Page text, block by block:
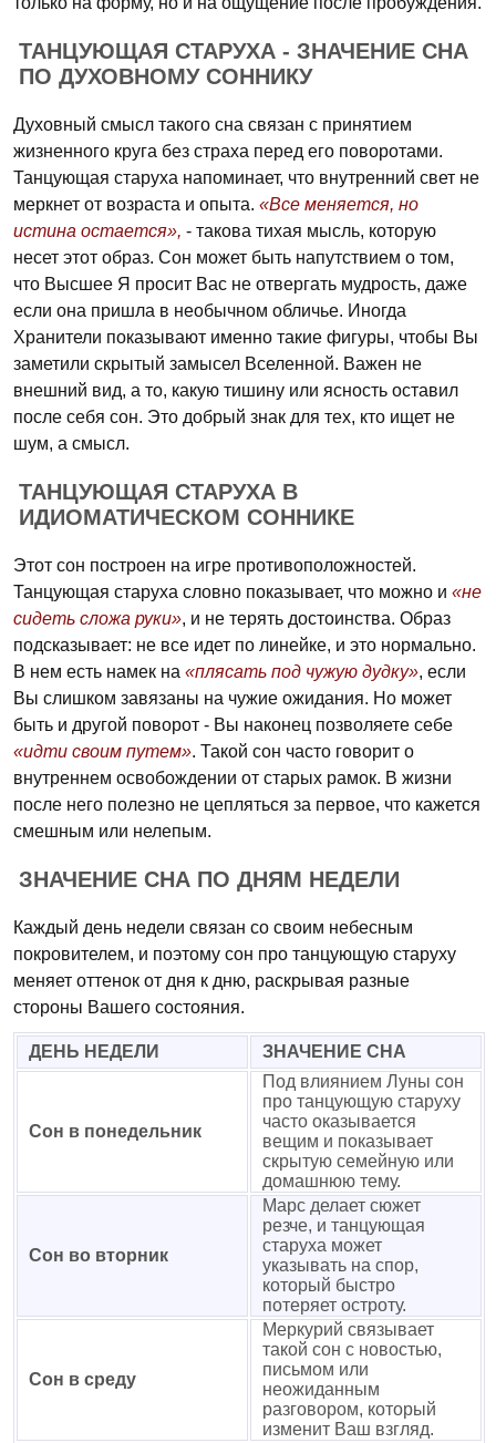
ТАНЦУЮЩАЯ СТАРУХА - ЗНАЧЕНИЕ СНА
ПО ДУХОВНОМУ СОННИКУ
Духовный смысл такого сна связан с принятием
жизненного круга без страха перед его поворотами.
Танцующая старуха напоминает, что внутренний свет не
меркнет от возраста и опыта. «Все меняется, но
истина остается», - такова тихая мысль, которую
несет этот образ. Сон может быть напутствием о том,
что Высшее Я просит Вас не отвергать мудрость, даже
если она пришла в необычном обличье. Иногда
Хранители показывают именно такие фигуры, чтобы Вы
заметили скрытый замысел Вселенной. Важен не
внешний вид, а то, какую тишину или ясность оставил
после себя сон. Это добрый знак для тех, кто ищет не
шум, а смысл.
ТАНЦУЮЩАЯ СТАРУХА В
ИДИОМАТИЧЕСКОМ СОННИКЕ
Этот сон построен на игре противоположностей.
Танцующая старуха словно показывает, что можно и «не
сидеть сложа руки», и не терять достоинства. Образ
подсказывает: не все идет по линейке, и это нормально.
В нем есть намек на «плясать под чужую дудку», если
Вы слишком завязаны на чужие ожидания. Но может
быть и другой поворот - Вы наконец позволяете себе
«идти своим путем». Такой сон часто говорит о
внутреннем освобождении от старых рамок. В жизни
после него полезно не цепляться за первое, что кажется
смешным или нелепым.
ЗНАЧЕНИЕ СНА ПО ДНЯМ НЕДЕЛИ
Каждый день недели связан со своим небесным
покровителем, и поэтому сон про танцующую старуху
меняет оттенок от дня к дню, раскрывая разные
стороны Вашего состояния.
ДЕНЬ НЕДЕЛИ ЗНАЧЕНИЕ СНА
Сон в понедельник
Под влиянием Луны сон
про танцующую старуху
часто оказывается
вещим и показывает
скрытую семейную или
домашнюю тему.
Сон во вторник
Марс делает сюжет
резче, и танцующая
старуха может
указывать на спор,
который быстро
потеряет остроту.
Сон в среду
Меркурий связывает
такой сон с новостью,
письмом или
неожиданным
разговором, который
изменит Ваш взгляд.